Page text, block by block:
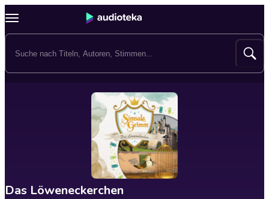
Das Löweneckerchen